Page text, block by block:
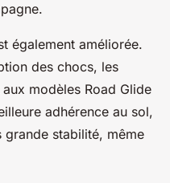
également améliorée.
des chocs, les
modèles Road Glide
adhérence au sol,
stabilité, même